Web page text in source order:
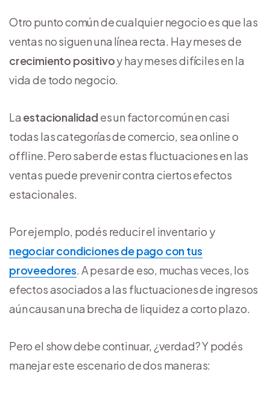
Otro punto común de cualquier negocio es que las
ventas no siguen una línea recta. Hay meses de
crecimiento positivoy hay meses difíciles en la
vida de todo negocio.
La estacionalidad es un factor común en casi
todas las categorías de comercio, sea online o
offline. Pero saber de estas fluctuaciones en las
ventas puede prevenir contra ciertos efectos
estacionales.
Por ejemplo, podés reducir el inventario y
negociar condiciones de pago con tus
proveedores. A pesar de eso, muchas veces, los
efectos asociados a las fluctuaciones de ingresos
aún causan una brecha de liquidez a corto plazo.
Pero el show debe continuar, ¿verdad? Y podés
manejar este escenario de dos maneras: